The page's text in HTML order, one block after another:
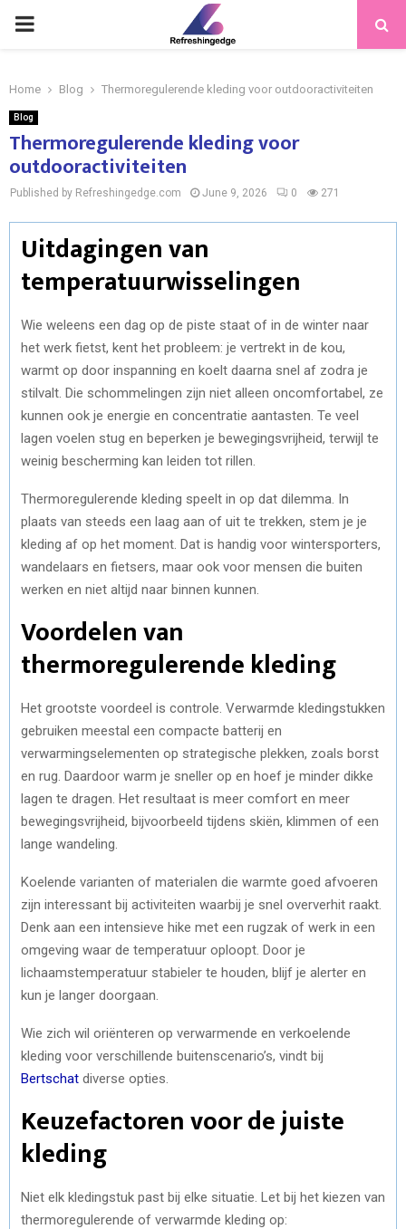
PRIMARY
Home Blog Thermoregulerende kleding voor outdooractiviteiten
Blog
Thermoregulerende kleding voor
outdooractiviteiten
Published by Refreshingedge.com June 9, 2026 0 271
Uitdagingen van
temperatuurwisselingen
Wie weleens een dag op de piste staat of in de winter naar
het werk fietst, kent het probleem: je vertrekt in de kou,
warmt op door inspanning en koelt daarna snel af zodra je
stilvalt. Die schommelingen zijn niet alleen oncomfortabel, ze
kunnen ook je energie en concentratie aantasten. Te veel
lagen voelen stug en beperken je bewegingsvrijheid, terwijl te
weinig bescherming kan leiden tot rillen.
Thermoregulerende kleding speelt in op dat dilemma. In
plaats van steeds een laag aan of uit te trekken, stem je je
kleding af op het moment. Dat is handig voor wintersporters,
wandelaars en fietsers, maar ook voor mensen die buiten
werken en niet altijd naar binnen kunnen.
Voordelen van
thermoregulerende kleding
Het grootste voordeel is controle. Verwarmde kledingstukken
gebruiken meestal een compacte batterij en
verwarmingselementen op strategische plekken, zoals borst
en rug. Daardoor warm je sneller op en hoef je minder dikke
lagen te dragen. Het resultaat is meer comfort en meer
bewegingsvrijheid, bijvoorbeeld tijdens skiën, klimmen of een
lange wandeling.
Koelende varianten of materialen die warmte goed afvoeren
zijn interessant bij activiteiten waarbij je snel oververhit raakt.
Denk aan een intensieve hike met een rugzak of werk in een
omgeving waar de temperatuur oploopt. Door je
lichaamstemperatuur stabieler te houden, blijf je alerter en
kun je langer doorgaan.
Wie zich wil oriënteren op verwarmende en verkoelende
kleding voor verschillende buitenscenario’s, vindt bij
Bertschat diverse opties.
Keuzefactoren voor de juiste
kleding
Niet elk kledingstuk past bij elke situatie. Let bij het kiezen van
thermoregulerende of verwarmde kleding op: